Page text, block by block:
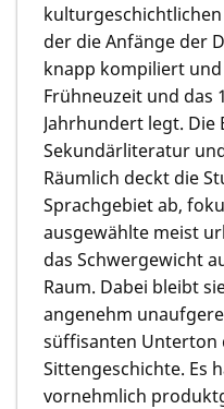
der die Anfänge der
knapp kompiliert
Frühneuzeit und das
Jahrhundert legt. Die
Sekundärliteratur
Räumlich deckt die
Sprachgebiet ab,
ausgewählte meist
das Schwergewicht
Raum. Dabei bleibt
angenehm
süffisanten Unterton
Sittengeschichte. Es
vornehmlich